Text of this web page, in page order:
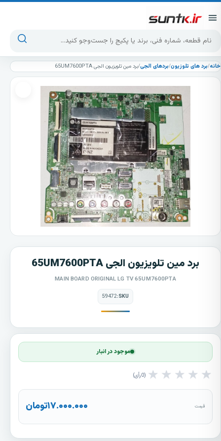
جست‌وجوی محصولات
خانه/برد های تلوزیون/بردهای الجی/برد مین تلویزیون الجی 65UM7600PTA
موجود در انبار
★ ★ ★ ★ ★
0رأی
قیمت ۱۷.۰۰۰.۰۰۰تومان
برد مین تلویزیون الجی 65UM7600PTA
MAIN BOARD ORIGINAL LG TV 65UM7600PTA
SKU:
59472